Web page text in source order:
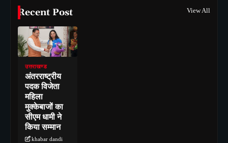
Recent Post View All
उत्तराखण्ड
अंतरराष्ट्रीय
पदक विजेता
महिला
मुक्केबाजों का
सीएम धामी ने
किया सम्मान
khabar dandi